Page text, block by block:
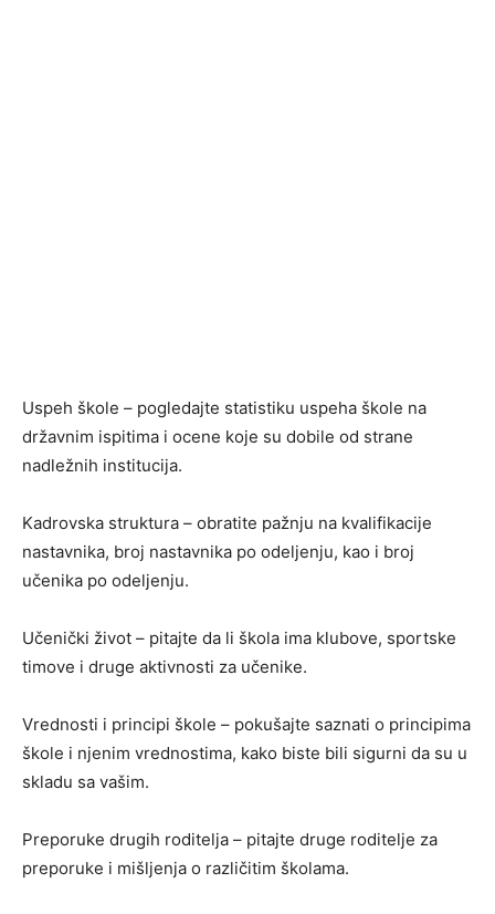
Uspeh škole – pogledajte statistiku uspeha škole na
državnim ispitima i ocene koje su dobile od strane
nadležnih institucija.
Kadrovska struktura – obratite pažnju na kvalifikacije
nastavnika, broj nastavnika po odeljenju, kao i broj
učenika po odeljenju.
Učenički život – pitajte da li škola ima klubove, sportske
timove i druge aktivnosti za učenike.
Vrednosti i principi škole – pokušajte saznati o principima
škole i njenim vrednostima, kako biste bili sigurni da su u
skladu sa vašim.
Preporuke drugih roditelja – pitajte druge roditelje za
preporuke i mišljenja o različitim školama.